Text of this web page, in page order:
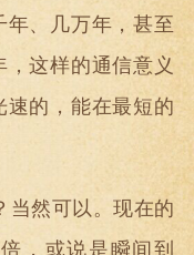
、几万年，甚至
，这样的通信意义
的，能在最短的
当然可以。现在的
，或说是瞬间到